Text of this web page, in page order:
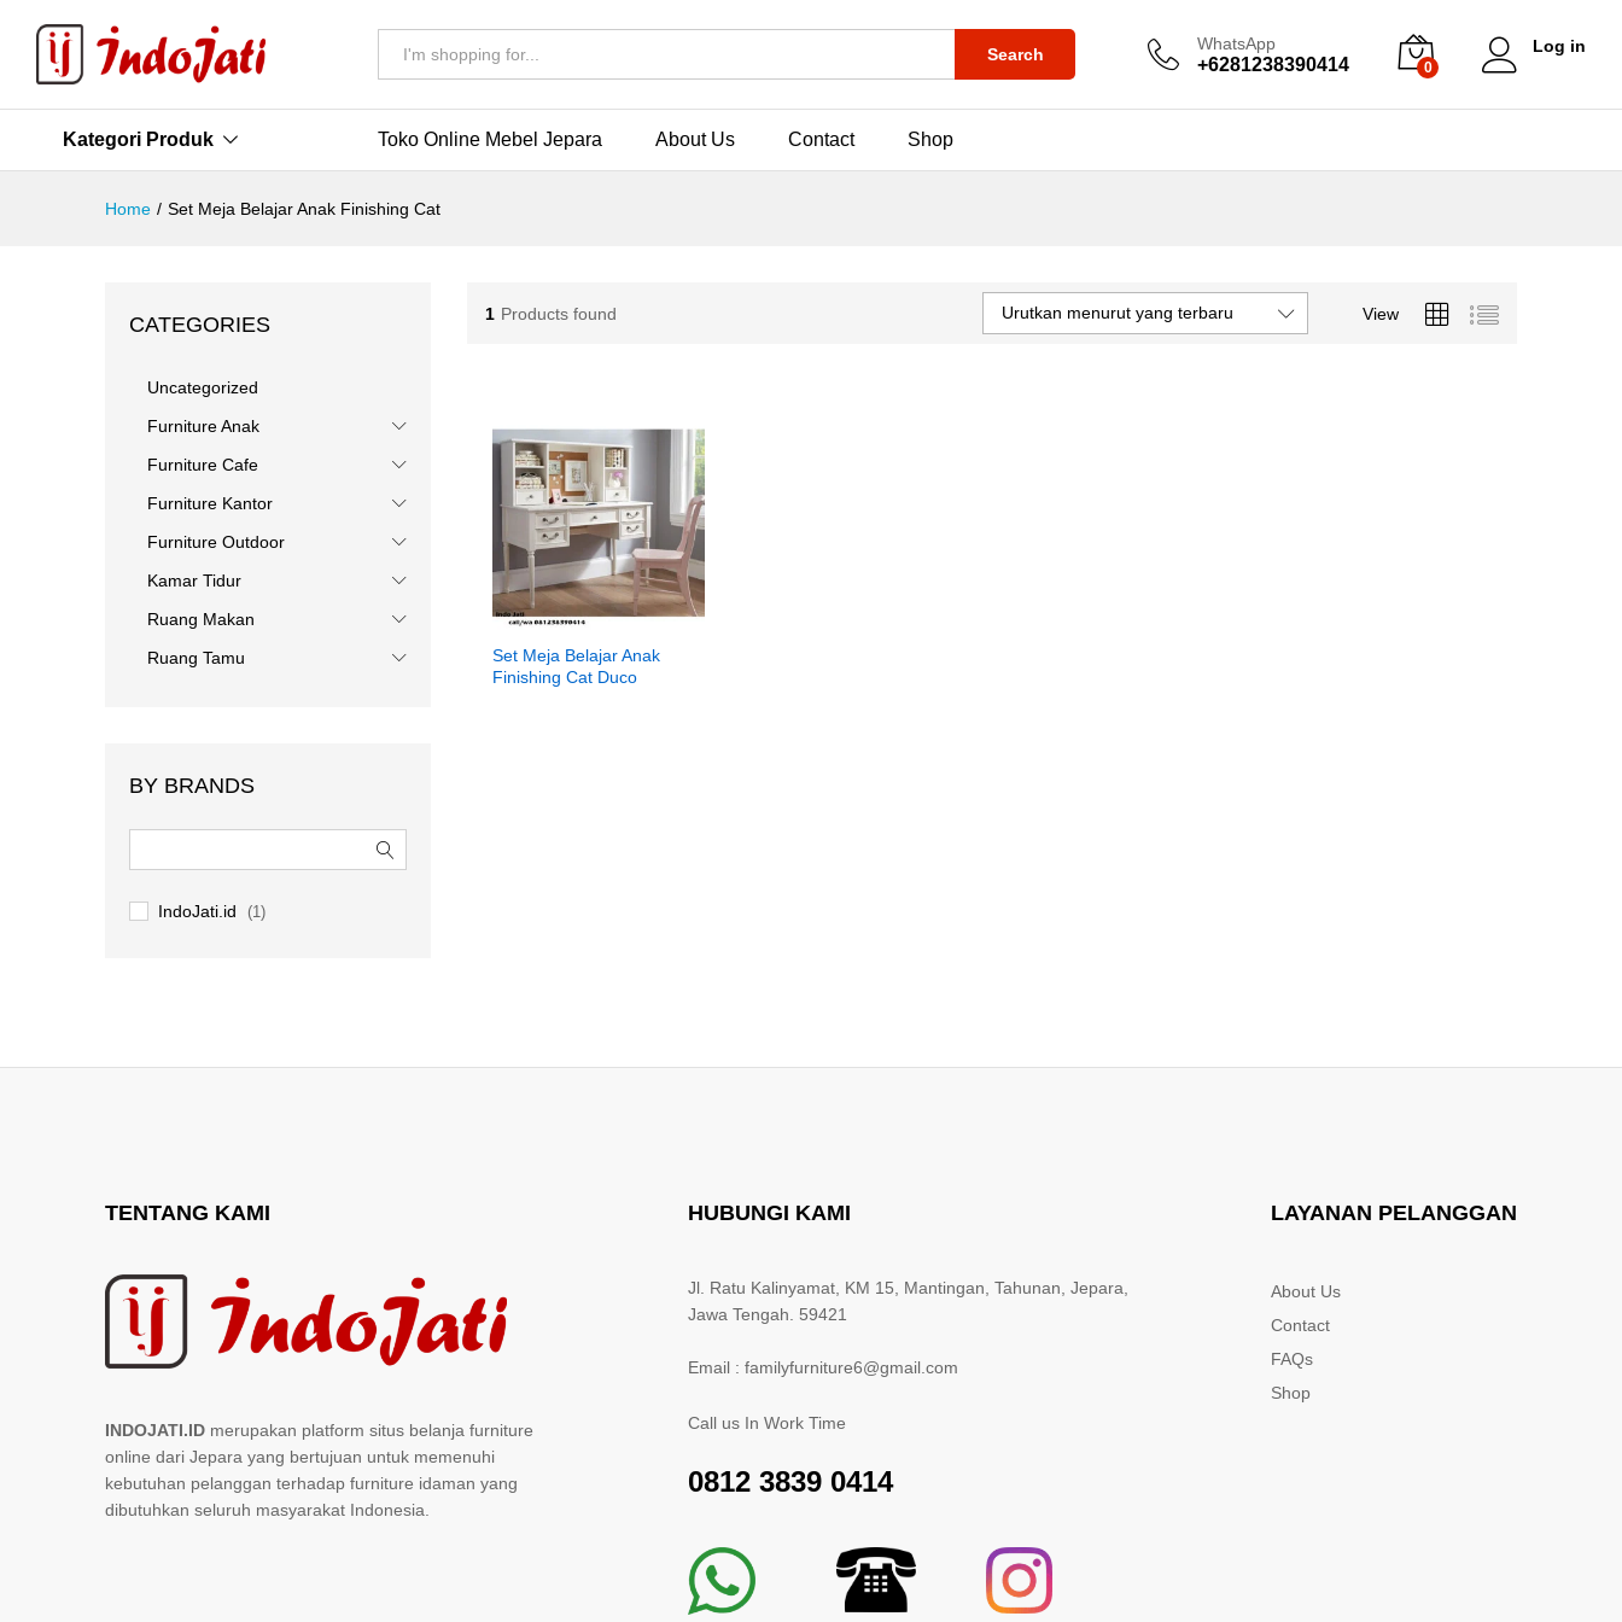
Search
WhatsApp
+6281238390414 0
Log in
Kategori Produk Toko Online Mebel Jepara About Us Contact Shop
Home / Set Meja Belajar Anak Finishing Cat
1 Products found View
Urutkan menurut yang terbaru
Set Meja Belajar Anak
Finishing Cat Duco
CATEGORIES
Uncategorized
Furniture Anak
Furniture Cafe
Furniture Kantor
Furniture Outdoor
Kamar Tidur
Ruang Makan
Ruang Tamu
BY BRANDS
IndoJati.id (1)
TENTANG KAMI
INDOJATI.ID merupakan platform situs belanja furniture
online dari Jepara yang bertujuan untuk memenuhi
kebutuhan pelanggan terhadap furniture idaman yang
dibutuhkan seluruh masyarakat Indonesia.
HUBUNGI KAMI
Jl. Ratu Kalinyamat, KM 15, Mantingan, Tahunan, Jepara,
Jawa Tengah. 59421
Email : familyfurniture6@gmail.com
Call us In Work Time
0812 3839 0414
LAYANAN PELANGGAN
About Us
Contact
FAQs
Shop